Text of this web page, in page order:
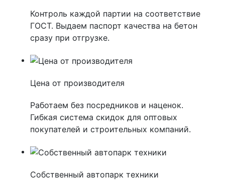
Контроль каждой партии на соответствие
ГОСТ. Выдаем паспорт качества на бетон
сразу при отгрузке.
Цена от производителя
Работаем без посредников и наценок.
Гибкая система скидок для оптовых
покупателей и строительных компаний.
Собственный автопарк техники